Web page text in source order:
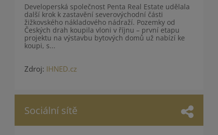
Developerská společnost Penta Real Estate udělala
další krok k zastavění severovýchodní části
žižkovského nákladového nádraží. Pozemky od
Českých drah koupila vloni v říjnu – první etapu
projektu na výstavbu bytových domů už nabízí ke
koupi, s...
Zdroj: IHNED.cz
Sociální sítě